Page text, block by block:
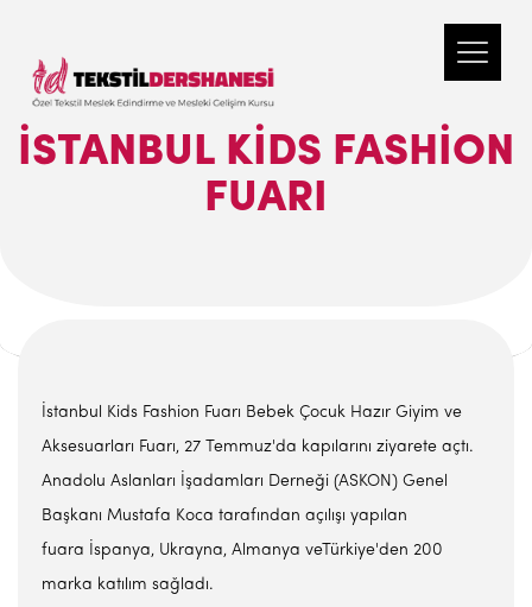
İSTANBUL KIDS FASHION
FUARI
İstanbul Kids Fashion Fuarı Bebek Çocuk Hazır Giyim ve
Aksesuarları Fuarı, 27 Temmuz'da kapılarını ziyarete açtı.
Anadolu Aslanları İşadamları Derneği (ASKON) Genel
Başkanı Mustafa Koca tarafından açılışı yapılan
fuara İspanya, Ukrayna, Almanya veTürkiye'den 200
marka katılım sağladı.